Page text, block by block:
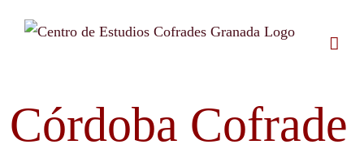
Córdoba Cofrade